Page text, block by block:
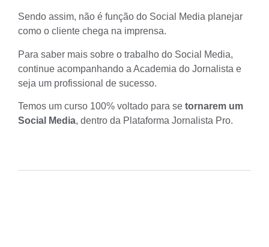
Sendo assim, não é função do Social Media planejar
como o cliente chega na imprensa.
Para saber mais sobre o trabalho do Social Media,
continue acompanhando a Academia do Jornalista e
seja um profissional de sucesso.
Temos um curso 100% voltado para se tornarem um
Social Media, dentro da Plataforma Jornalista Pro.